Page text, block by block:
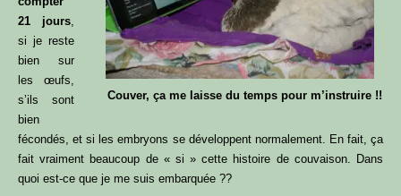
Couver, ça me laisse du temps pour m’instruire !!
21 jours,
si je reste
bien sur
les œufs,
s’ils sont
bien
fécondés, et si les embryons se développent normalement. En fait, ça
fait vraiment beaucoup de « si » cette histoire de couvaison. Dans
quoi est-ce que je me suis embarquée ??
Reçois gratuitement mon guide
« 3 astuces simples pour avoir des
poules en pleine santé & optimiser
ton poulailler »
Laisse-moi simplement ton prénom et ton email